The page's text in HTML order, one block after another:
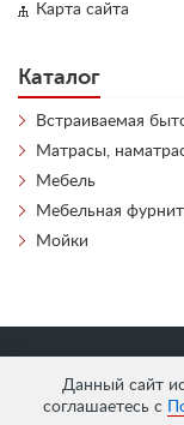
Данный сайт
соглашаетесь с
Карта сайта
Каталог
Встраиваемая
Матрасы,
Мебель
Мебельная
Мойки